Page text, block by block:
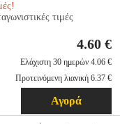
τιμές
4.60 €
Ελάχιστη 30 ημερών 4.06 €
Προτεινόμενη λιανική 6.37 €
Αγορά